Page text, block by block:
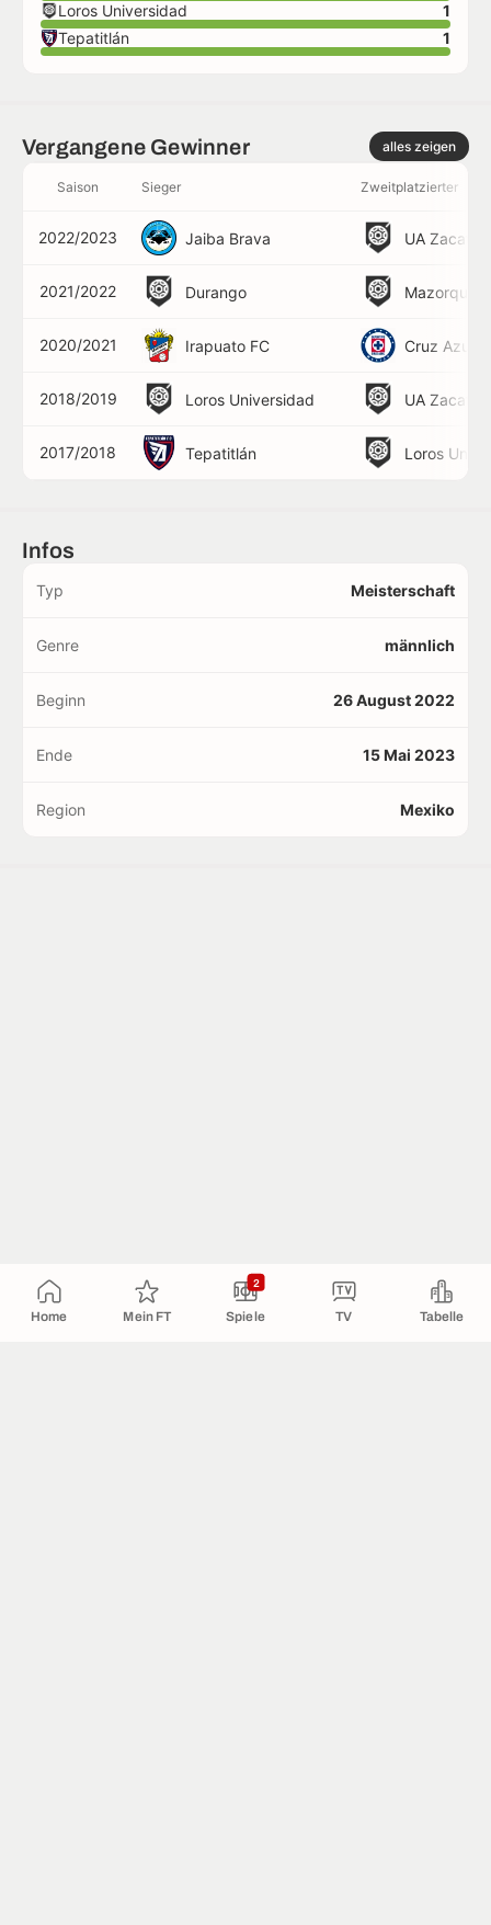
Home Mein FT Spiele
2
TV Tabelle
Loros Universidad
1
Tepatitlán
1
Vergangene Gewinner alles zeigen
Saison Sieger Zweitplatzierter
2022/2023 Jaiba Brava UA
2021/2022 Durango
2020/2021 Irapuato FC Cruz Azul
2018/2019 Loros Universidad UA
2017/2018 Tepatitlán Loros
Infos
Typ Meisterschaft
Genre männlich
Beginn 26 August 2022
Ende 15 Mai 2023
Region Mexiko